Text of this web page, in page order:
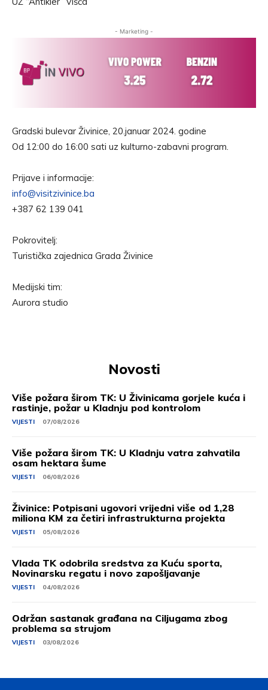
- Marketing -
Gradski bulevar Živinice, 20.januar 2024. godine
Od 12:00 do 16:00 sati uz kulturno-zabavni program.
Prijave i informacije:
info@visitzivinice.ba
+387 62 139 041
Pokrovitelj:
Turistička zajednica Grada Živinice
Medijski tim:
Aurora studio
Novosti
Više požara širom TK: U Živinicama gorjele kuća i
rastinje, požar u Kladnju pod kontrolom
VIJESTI 07/08/2026
Više požara širom TK: U Kladnju vatra zahvatila
osam hektara šume
VIJESTI 06/08/2026
Živinice: Potpisani ugovori vrijedni više od 1,28
miliona KM za četiri infrastrukturna projekta
VIJESTI 05/08/2026
Vlada TK odobrila sredstva za Kuću sporta,
Novinarsku regatu i novo zapošljavanje
VIJESTI 04/08/2026
Održan sastanak građana na Ciljugama zbog
problema sa strujom
VIJESTI 03/08/2026